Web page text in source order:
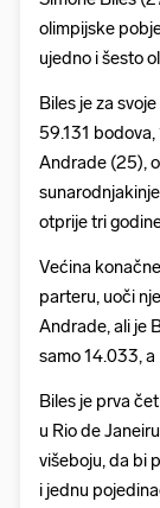
olimpijske
ujedno i šesto
Biles je za
59.131
Andrade (25),
otprije tri
Većina
parteru, uoči
Andrade, ali je
samo 14.033,
Biles je prva
u Rio de
višeboju, da bi
i jednu